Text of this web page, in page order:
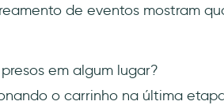
de eventos mostram
em algum lugar?
o carrinho na última